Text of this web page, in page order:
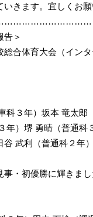
きます。宜しくお願
＞
総合体育大会（イン
科３年）坂本 竜太郎
年）堺 勇晴（普通科
谷 武利（普通科２年
事・初優勝に輝きまし